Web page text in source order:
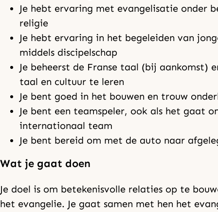
Je hebt ervaring met evangelisatie onder
religie
Je hebt ervaring in het begeleiden van
middels discipelschap
Je beheerst de Franse taal (bij aankomst)
taal en cultuur te leren
Je bent goed in het bouwen en trouw
Je bent een teamspeler, ook als het gaat
internationaal team
Je bent bereid om met de auto naar
Wat je gaat doen
Je doel is om betekenisvolle relaties op te
het evangelie. Je gaat samen met hen het